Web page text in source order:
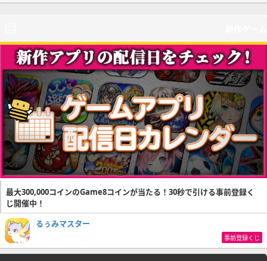
最大300,000コインのGame8コインが当たる！30秒で引ける事前登録く
じ開催中！
るぅみマスター
事前登録くじ